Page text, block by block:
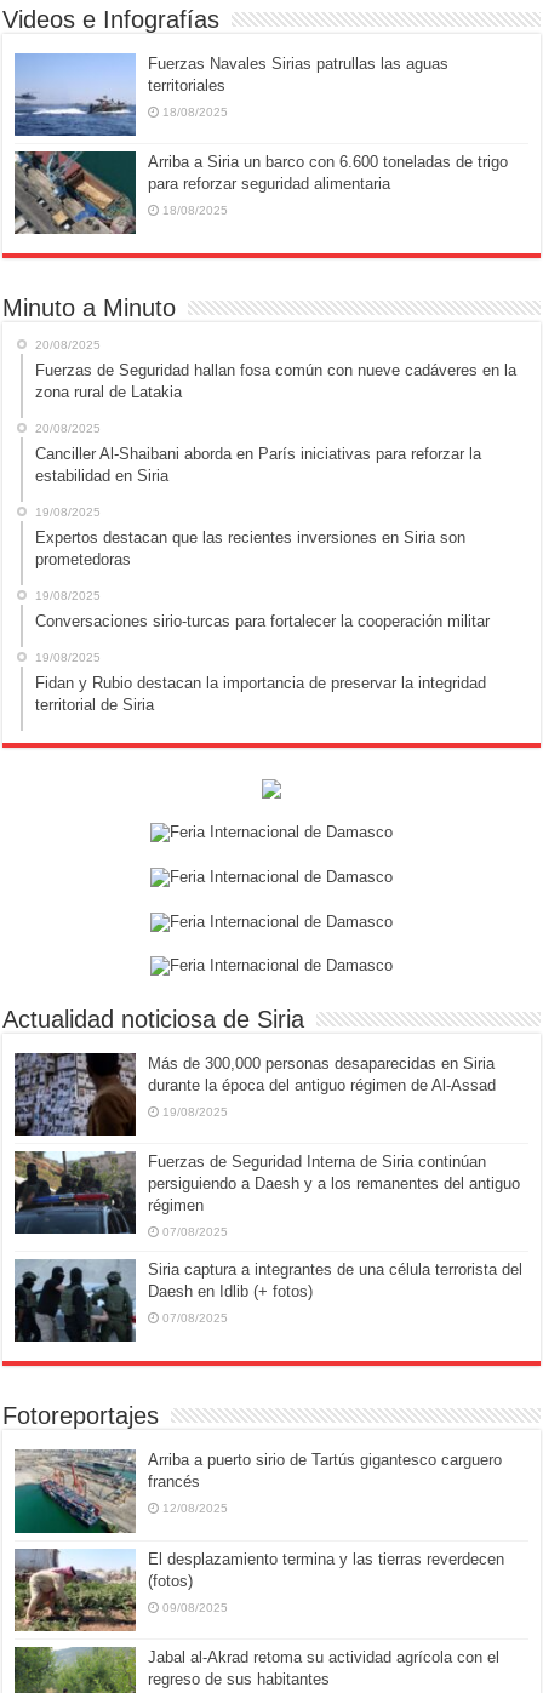
Videos e Infografías
Fuerzas Navales Sirias patrullas las aguas
territoriales
18/08/2025
Arriba a Siria un barco con 6.600 toneladas de trigo
para reforzar seguridad alimentaria
18/08/2025
Minuto a Minuto
20/08/2025
Fuerzas de Seguridad hallan fosa común con nueve cadáveres en la
zona rural de Latakia
20/08/2025
Canciller Al-Shaibani aborda en París iniciativas para reforzar la
estabilidad en Siria
19/08/2025
Expertos destacan que las recientes inversiones en Siria son
prometedoras
19/08/2025
Conversaciones sirio-turcas para fortalecer la cooperación militar
19/08/2025
Fidan y Rubio destacan la importancia de preservar la integridad
territorial de Siria
Actualidad noticiosa de Siria
Más de 300,000 personas desaparecidas en Siria
durante la época del antiguo régimen de Al-Assad
19/08/2025
Fuerzas de Seguridad Interna de Siria continúan
persiguiendo a Daesh y a los remanentes del antiguo
régimen
07/08/2025
Siria captura a integrantes de una célula terrorista del
Daesh en Idlib (+ fotos)
07/08/2025
Fotoreportajes
Arriba a puerto sirio de Tartús gigantesco carguero
francés
12/08/2025
El desplazamiento termina y las tierras reverdecen
(fotos)
09/08/2025
Jabal al-Akrad retoma su actividad agrícola con el
regreso de sus habitantes